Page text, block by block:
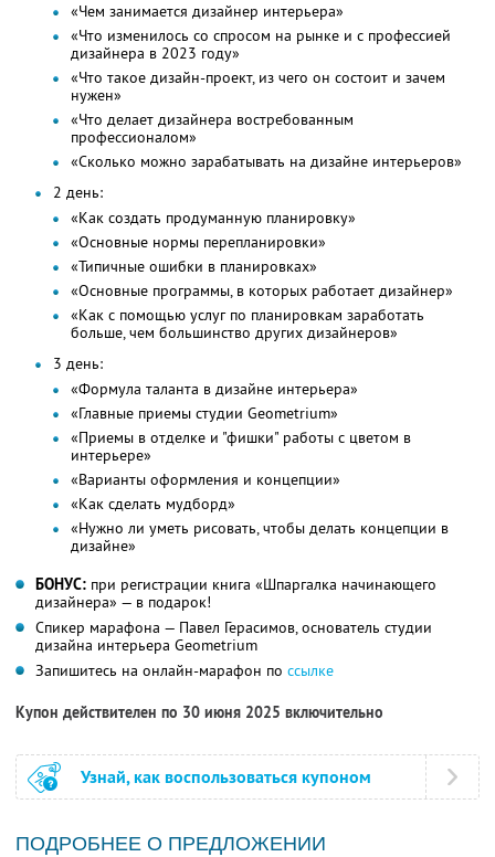
«Чем занимается дизайнер интерьера»
«Что изменилось со спросом на рынке и с профессией
дизайнера в 2023 году»
«Что такое дизайн-проект, из чего он состоит и зачем
нужен»
«Что делает дизайнера востребованным
профессионалом»
«Сколько можно зарабатывать на дизайне интерьеров»
2 день:
«Как создать продуманную планировку»
«Основные нормы перепланировки»
«Типичные ошибки в планировках»
«Основные программы, в которых работает дизайнер»
«Как с помощью услуг по планировкам заработать
больше, чем большинство других дизайнеров»
3 день:
«Формула таланта в дизайне интерьера»
«Главные приемы студии Geometrium»
«Приемы в отделке и "фишки" работы с цветом в
интерьере»
«Варианты оформления и концепции»
«Как сделать мудборд»
«Нужно ли уметь рисовать, чтобы делать концепции в
дизайне»
БОНУС: при регистрации книга «Шпаргалка начинающего
дизайнера» — в подарок!
Спикер марафона — Павел Герасимов, основатель студии
дизайна интерьера Geometrium
Запишитесь на онлайн-марафон по ссылке
Купон действителен по 30 июня 2025 включительно
Узнай, как воспользоваться купоном
ПОДРОБНЕЕ О ПРЕДЛОЖЕНИИ